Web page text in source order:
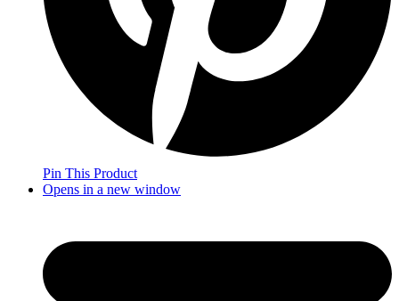
Pin This Product
Opens in a new window